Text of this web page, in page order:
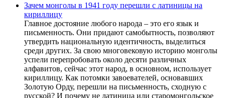
Зачем монголы в 1941 году перешли с латиницы на
кириллицу
Главное достояние любого народа – это его язык и
письменность. Они придают самобытность, позволяют
утвердить национальную идентичность, выделиться
среди других. За свою многовековую историю монголы
успели перепробовать около десяти различных
алфавитов, сейчас этот народ, в основном, использует
кириллицу. Как потомки завоевателей, основавших
Золотую Орду, перешли на письменность, сходную с
русской? И почему не латиница или старомонгольское